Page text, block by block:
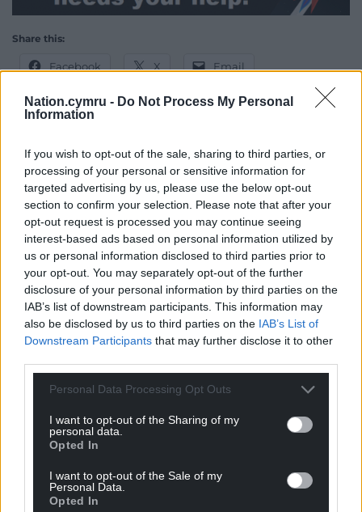
Nation.cymru - Do Not Process My Personal
Information
If you wish to opt-out of the sale, sharing to third parties, or
processing of your personal or sensitive information for
targeted advertising by us, please use the below opt-out
section to confirm your selection. Please note that after your
opt-out request is processed you may continue seeing
interest-based ads based on personal information utilized by
us or personal information disclosed to third parties prior to
your opt-out. You may separately opt-out of the further
disclosure of your personal information by third parties on the
IAB’s list of downstream participants. This information may
also be disclosed by us to third parties on the IAB’s List of
Downstream Participants that may further disclose it to other
Personal Data Processing Opt Outs
I want to opt-out of the Sharing of my
personal data.
Opted In
I want to opt-out of the Sale of my
Personal Data.
Opted In
Share this:
Facebook X Email
Support our Nation today
For theprice of a cup of coffee a month you
can help us create an independent, not-for-
profit, national news service for the people of
Wales, by the people of Wales.